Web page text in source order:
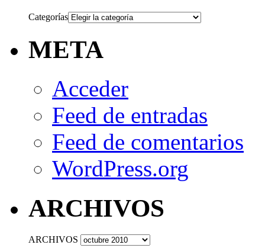
Categorías
META
Acceder
Feed de entradas
Feed de comentarios
WordPress.org
ARCHIVOS
ARCHIVOS